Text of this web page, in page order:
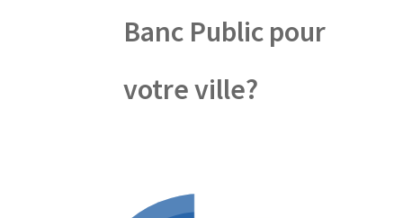
Banc Public pour
votre ville?